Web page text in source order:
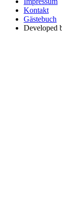
Kontakt
Gästebuch
Developed